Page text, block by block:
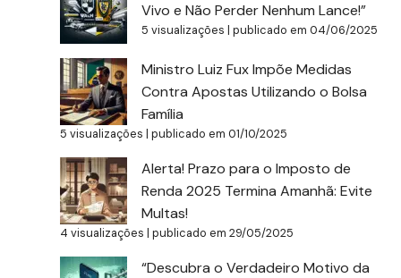
Vivo e Não Perder Nenhum Lance!”
5 visualizações |publicado em 04/06/2025
Ministro Luiz Fux Impõe Medidas
Contra Apostas Utilizando o Bolsa
Família
5 visualizações |publicado em 01/10/2025
Alerta! Prazo para o Imposto de
Renda 2025 Termina Amanhã: Evite
Multas!
4 visualizações |publicado em 29/05/2025
“Descubra o Verdadeiro Motivo da